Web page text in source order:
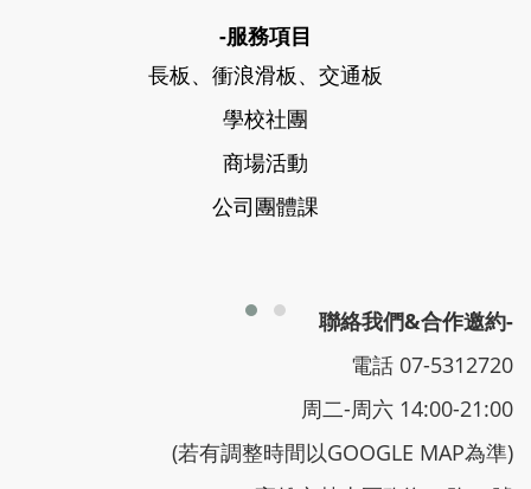
-服務項目
長板、衝浪滑板、交通板
學校社團
商場活動
公司團體課
聯絡我們&合作邀約-
電話 07-5312720
周二-周六 14:00-21:00
(若有調整時間以GOOGLE MAP為準)